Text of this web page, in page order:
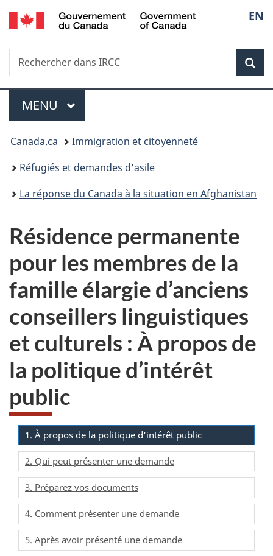
Passer
au
Passer
à
du
Passer
à
simplifiée
de
la
EN
Recherche
Rechercher
dans
Menu
MENU PRINCIPAL
Vous
êtes
ici :
Canada.ca
Immigration et citoyenneté
Réfugiés et demandes d’asile
La réponse du Canada à la situation en Afghanistan
Résidence permanente
pour les membres de la
famille élargie d’anciens
conseillers linguistiques
et culturels : À propos de
la politique d’intérêt
public
1. À propos de la politique d'intérêt public
2. Qui peut présenter une demande
3. Préparez vos documents
4. Comment présenter une demande
5. Après avoir présenté une demande